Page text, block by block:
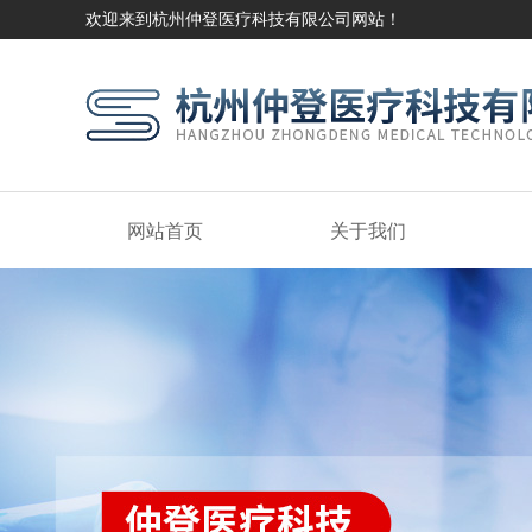
欢迎来到杭州仲登医疗科技有限公司网站！
网站首页 关于我们